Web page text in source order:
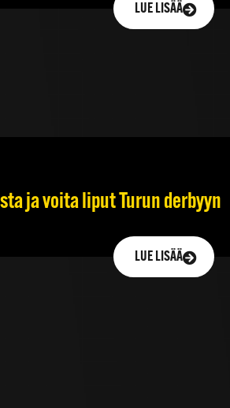
LUE LISÄÄ
ja voita liput Turun derbyyn
LUE LISÄÄ